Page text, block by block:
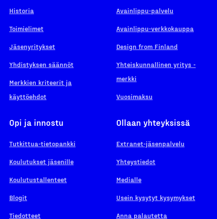
Historia
Toimielimet
Jäsenyritykset
Yhdistyksen säännöt
Merkkien kriteerit ja
käyttöehdot
Avainlippu-palvelu
Avainlippu-verkkokauppa
Design from Finland
Yhteiskunnallinen yritys -
merkki
Vuosimaksu
Opi ja innostu
Tutkittua-tietopankki
Koulutukset jäsenille
Koulutustallenteet
Blogit
Tiedotteet
Ollaan yhteyksissä
Extranet-jäsenpalvelu
Yhteystiedot
Medialle
Usein kysytyt kysymykset
Anna palautetta